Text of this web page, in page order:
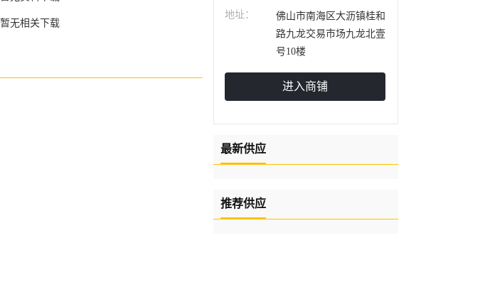
暂无相关下载
地址：
佛山市南海区大沥镇桂和
路九龙交易市场九龙北壹
号10楼
进入商铺
最新供应
推荐供应